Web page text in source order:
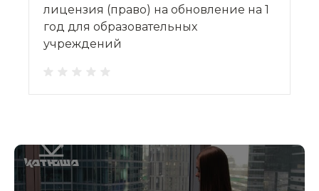
лицензия (право) на обновление на 1
год для образовательных
учреждений